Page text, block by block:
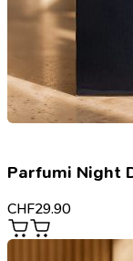
Parfumi Night
CHF29.90